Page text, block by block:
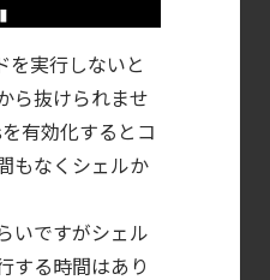
実行しないと
ら抜けられませ
有効化するとコ
もなくシェルか
いですがシェル
する時間はあり